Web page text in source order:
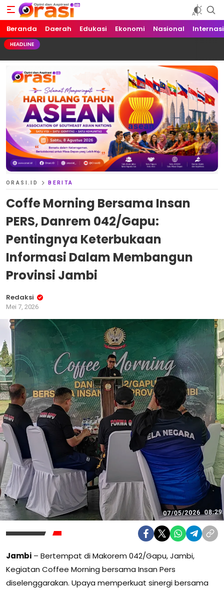
Orasi.ID
Opini dan Aspirasi!
Beranda Daerah Edukasi Ekonomi Nasional
HEADLINE
ORASI.ID BERITA
Coffe Morning Bersama Insan
PERS, Danrem 042/Gapu:
Pentingnya Keterbukaan
Informasi Dalam Membangun
Provinsi Jambi
Redaksi
Mei 7, 2026
Jambi – Bertempat di Makorem 042/Gapu, Jambi,
Kegiatan Coffee Morning bersama Insan Pers
diselenggarakan. Upaya memperkuat sinergi bersama